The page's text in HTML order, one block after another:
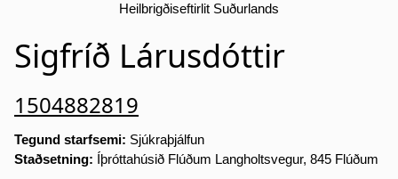
Heilbrigðiseftirlit Suðurlands
Sigfríð Lárusdóttir
1504882819
Tegund starfsemi: Sjúkraþjálfun
Staðsetning: Íþróttahúsið Flúðum Langholtsvegur, 845 Flúðum